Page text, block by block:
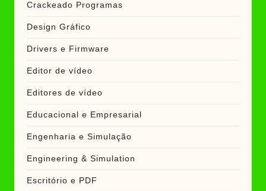
Crackeado Programas
Design Gráfico
Drivers e Firmware
Editor de vídeo
Editores de vídeo
Educacional e Empresarial
Engenharia e Simulação
Engineering & Simulation
Escritório e PDF